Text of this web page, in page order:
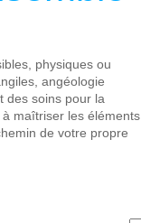
physiques ou
angéologie
des soins pour la
maîtriser les éléments
de votre propre